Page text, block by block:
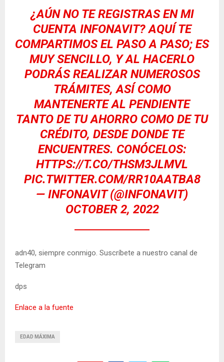
¿AÚN NO TE REGISTRAS EN MI
CUENTA INFONAVIT? AQUÍ TE
COMPARTIMOS EL PASO A PASO; ES
MUY SENCILLO, Y AL HACERLO
PODRÁS REALIZAR NUMEROSOS
TRÁMITES, ASÍ COMO
MANTENERTE AL PENDIENTE
TANTO DE TU AHORRO COMO DE TU
CRÉDITO, DESDE DONDE TE
ENCUENTRES. CONÓCELOS:
HTTPS://T.CO/THSM3JLMVL
PIC.TWITTER.COM/RR10AATBA8
— INFONAVIT (@INFONAVIT)
OCTOBER 2, 2022
adn40, siempre conmigo. Suscríbete a nuestro canal de
Telegram
dps
Enlace a la fuente
EDAD MÁXIMA